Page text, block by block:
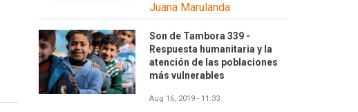
Juana Marulanda
Son de Tambora 339 -
Respuesta humanitaria y la
atención de las poblaciones
más vulnerables
Aug 16, 2019 - 11:33